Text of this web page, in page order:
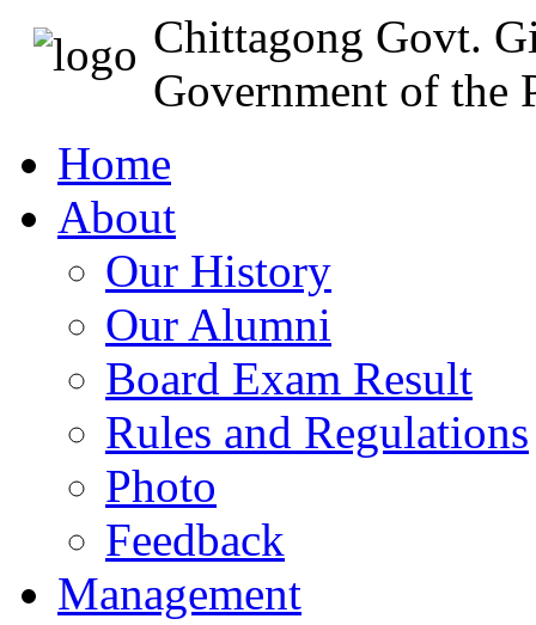
Chittagong Govt.
Government of the
Home
About
Our History
Our Alumni
Board Exam Result
Rules and Regulations
Photo
Feedback
Management